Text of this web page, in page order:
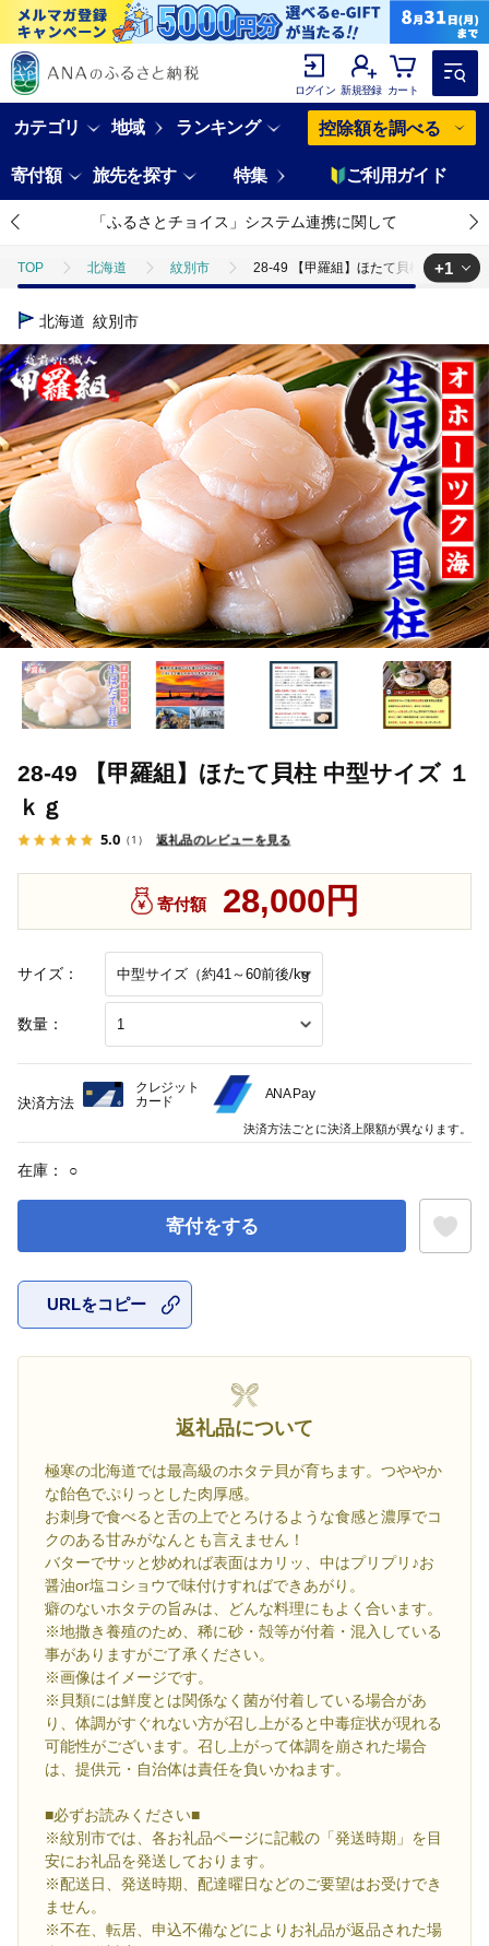
ログイン 新規登録 カート
カテゴリ 地域 ランキング 控除額を調べる
寄付額 旅先を探す 特集 ご利用ガイド
「ふるさとチョイス」システム連携に関して
TOP 北海道 紋別市 28-49 【甲羅組】ほたて貝柱 中型サイ
TOP
+1
北海道 紋別市
28-49 【甲羅組】ほたて貝柱 中型サイズ １
ｋｇ
5.0 （1） 返礼品のレビューを見る
サイズ：
数量：
寄付額 28,000円
在庫： ○
寄付をする
URLをコピー
返礼品について
極寒の北海道では最高級のホタテ貝が育ちます。つややか
な飴色でぷりっとした肉厚感。
お刺身で食べると舌の上でとろけるような食感と濃厚でコ
クのある甘みがなんとも言えません！
バターでサッと炒めれば表面はカリッ、中はプリプリ♪お
醤油or塩コショウで味付けすればできあがり。
癖のないホタテの旨みは、どんな料理にもよく合います。
※地撒き養殖のため、稀に砂・殻等が付着・混入している
事がありますがご了承ください。
※画像はイメージです。
※貝類には鮮度とは関係なく菌が付着している場合があ
り、体調がすぐれない方が召し上がると中毒症状が現れる
可能性がございます。召し上がって体調を崩された場合
は、提供元・自治体は責任を負いかねます。
■必ずお読みください■
※紋別市では、各お礼品ページに記載の「発送時期」を目
安にお礼品を発送しております。
※配送日、発送時期、配達曜日などのご要望はお受けでき
ません。
※不在、転居、申込不備などによりお礼品が返品された場
決済方法
クレジット
カード
ANA Pay
決済方法ごとに決済上限額が異なります。